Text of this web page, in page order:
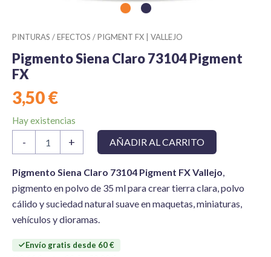
PINTURAS /EFECTOS /PIGMENT FX | VALLEJO
Pigmento Siena Claro 73104 Pigment
FX
3,50€
Hay existencias
-
Siena
73104
Pigment
FX
cantidad
+ AÑADIR AL CARRITO
Pigmento Siena Claro 73104 Pigment FX Vallejo,
pigmento en polvo de 35 ml para crear tierra clara, polvo
cálido y suciedad natural suave en maquetas, miniaturas,
vehículos y dioramas.
Envío gratis desde 60 €